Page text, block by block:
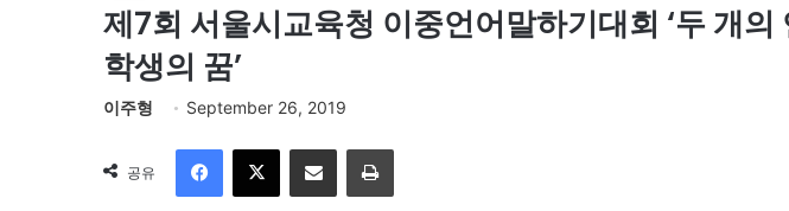
제7회 서울시교육청 이중언어말하기대회 ‘두 개
학생의 꿈’
이주형 September 26, 2019
공유
이메일